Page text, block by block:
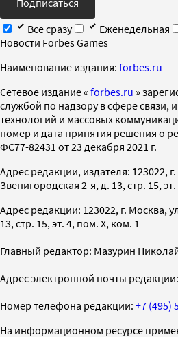
Все сразу
Еженедельная
Новости Forbes Games
Наименование издания: forbes.ru
Cетевое издание « forbes.ru »
службой по надзору в сфере
технологий и массовых
номер и дата принятия решения о
ФС77-82431 от 23 декабря 2021 г.
Адрес редакции, издателя: 123022,
Звенигородская 2-я, д. 13, стр. 15,
Адрес редакции: 123022, г. Москва,
13, стр. 15, эт. 4, пом. X, ком. 1
Главный редактор: Мазурин
Адрес электронной почты редакции:
Номер телефона редакции: +7 (495)
На информационном ресурсе